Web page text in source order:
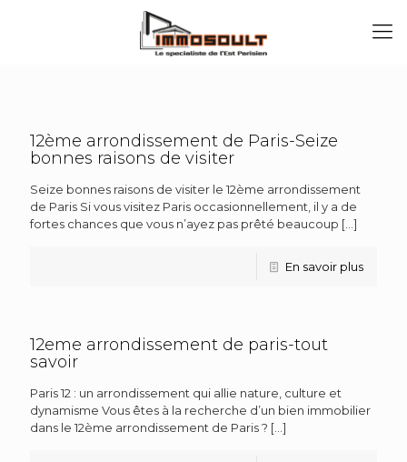
12ème arrondissement de Paris-Seize
bonnes raisons de visiter
Seize bonnes raisons de visiter le 12ème arrondissement
de Paris Si vous visitez Paris occasionnellement, il y a de
fortes chances que vous n’ayez pas prêté beaucoup […]
En savoir plus
12eme arrondissement de paris-tout
savoir
Paris 12 : un arrondissement qui allie nature, culture et
dynamisme Vous êtes à la recherche d’un bien immobilier
dans le 12ème arrondissement de Paris ? […]